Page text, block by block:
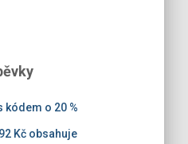
kódem o 20 %
Kč obsahuje